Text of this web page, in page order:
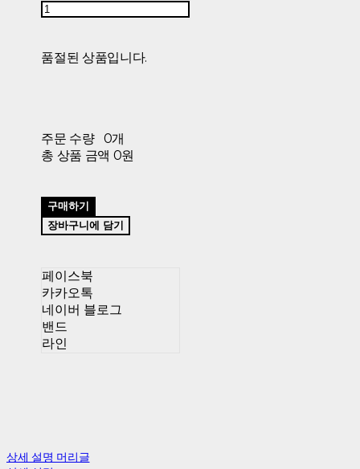
품절된 상품입니다.
주문 수량
0개
총 상품 금액 0원
구매하기
장바구니에 담기
페이스북
카카오톡
네이버 블로그
밴드
라인
상세 설명 머리글